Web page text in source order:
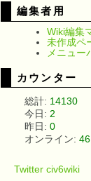
編集者用
Wiki編集
未作成ペ
メニュー
カウンター
総計: 14130
今日: 2
昨日: 0
オンライン: 46
Twitter civ6wiki